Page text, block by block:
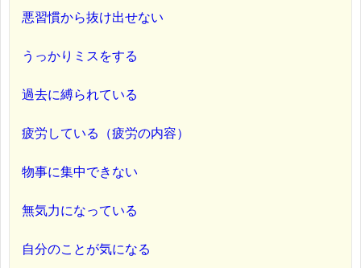
悪習慣から抜け出せない
うっかりミスをする
過去に縛られている
疲労している（疲労の内容）
物事に集中できない
無気力になっている
自分のことが気になる